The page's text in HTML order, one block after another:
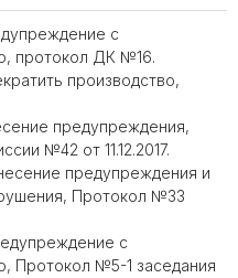
с
протокол ДК №16.
производство,
предупреждения,
№42 от 11.12.2017.
предупреждения и
Протокол №33
с
Протокол №5-1 заседания